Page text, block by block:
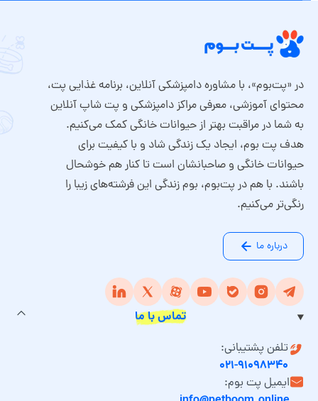
در «پت‌بوم»، با مشاوره دامپزشکی آنلاین، برنامه غذایی پت،
محتوای آموزشی، معرفی مراکز دامپزشکی و پت شاپ آنلاین
به شما در مراقبت بهتر از حیوانات خانگی کمک می‌کنیم.
هدف پت بوم، ایجاد یک زندگی شاد و با کیفیت برای
حیوانات خانگی و صاحبانشان است تا کنار هم خوشحال
باشند. با هم در پت‌بوم، بوم زندگی این فرشته‌های زیبا را
رنگی‌تر می‌کنیم.
درباره ما
تماس با ما
تلفن پشتیبانی:
۰۲۱-۹۱۰۹۸۳۴۰
ایمیل پت بوم: